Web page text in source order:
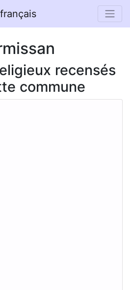
recensés
commune